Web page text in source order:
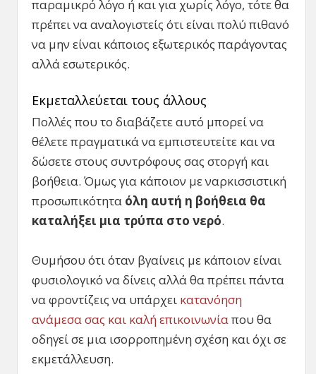
παραμικρό λόγο ή και για χωρίς λόγο, τότε θα
πρέπει να αναλογιστείς ότι είναι πολύ πιθανό
να μην είναι κάποιος εξωτερικός παράγοντας
αλλά εσωτερικός.
Εκμεταλλεύεται τους άλλους
Πολλές που το διαβάζετε αυτό μπορεί να
θέλετε πραγματικά να εμπιστευτείτε και να
δώσετε στους συντρόφους σας στοργή και
βοήθεια. Όμως για κάποιον με ναρκισσιστική
προσωπικότητα όλη αυτή η βοήθεια θα
καταλήξει μια τρύπα στο νερό.
Θυμήσου ότι όταν βγαίνεις με κάποιον είναι
φυσιολογικό να δίνεις αλλά θα πρέπει πάντα
να φροντίζεις να υπάρχει κατανόηση
ανάμεσα σας και καλή επικοινωνίαπου θα
οδηγεί σε μια ισορροπημένη σχέση και όχι σε
εκμετάλλευση.